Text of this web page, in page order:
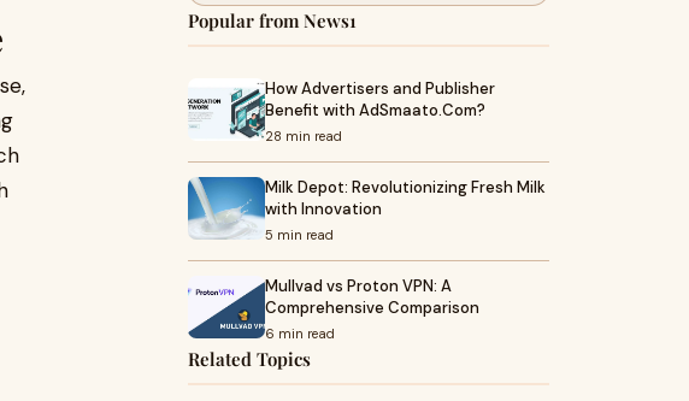
Popular from News1
How Advertisers and Publisher
Benefit with AdSmaato.Com?
28 min read
Milk Depot: Revolutionizing Fresh Milk
with Innovation
5 min read
Mullvad vs Proton VPN: A
Comprehensive Comparison
6 min read
Related Topics